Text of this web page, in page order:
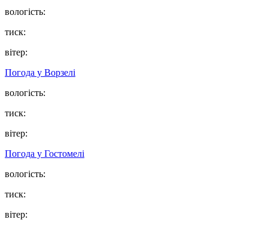
вологість:
тиск:
вітер:
Погода у Ворзелі
вологість:
тиск:
вітер:
Погода у Гостомелі
вологість:
тиск:
вітер: